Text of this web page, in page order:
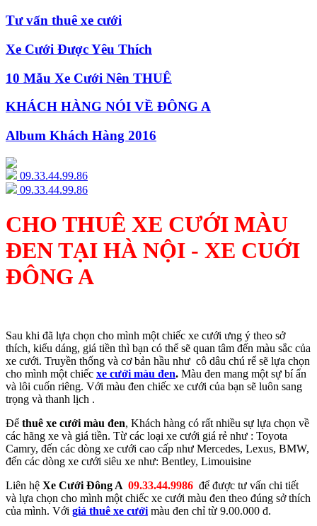
Tư vấn thuê xe cưới
Xe Cưới Được Yêu Thích
10 Mẫu Xe Cưới Nên THUÊ
KHÁCH HÀNG NÓI VỀ ĐÔNG A
Album Khách Hàng 2016
09.33.44.99.86
09.33.44.99.86
CHO THUÊ XE CƯỚI MÀU
ĐEN TẠI HÀ NỘI - XE CUỚI
ĐÔNG A
Sau khi đã lựa chọn cho mình một chiếc xe cưới ưng ý theo sở
thích, kiểu dáng, giá tiền thì bạn có thể sẽ quan tâm đến màu sắc của
xe cưới. Truyền thống và cơ bản hầu như cô dâu chú rể sẽ lựa chọn
cho mình một chiếc xe cưới màu đen. Màu đen mang một sự bí ẩn
và lôi cuốn riêng. Với màu đen chiếc xe cưới của bạn sẽ luôn sang
trọng và thanh lịch .
Để thuê xe cưới màu đen, Khách hàng có rất nhiều sự lựa chọn về
các hãng xe và giá tiền. Từ các loại xe cưới giá rẻ như : Toyota
Camry, đến các dòng xe cưới cao cấp như Mercedes, Lexus, BMW,
đến các dòng xe cưới siêu xe như: Bentley, Limouisine
Liên hệ Xe Cưới Đông A 09.33.44.9986 để được tư vấn chi tiết
và lựa chọn cho mình một chiếc xe cưới màu đen theo đúng sở thích
của mình. Với giá thuê xe cưới màu đen chỉ từ 9.00.000 đ.